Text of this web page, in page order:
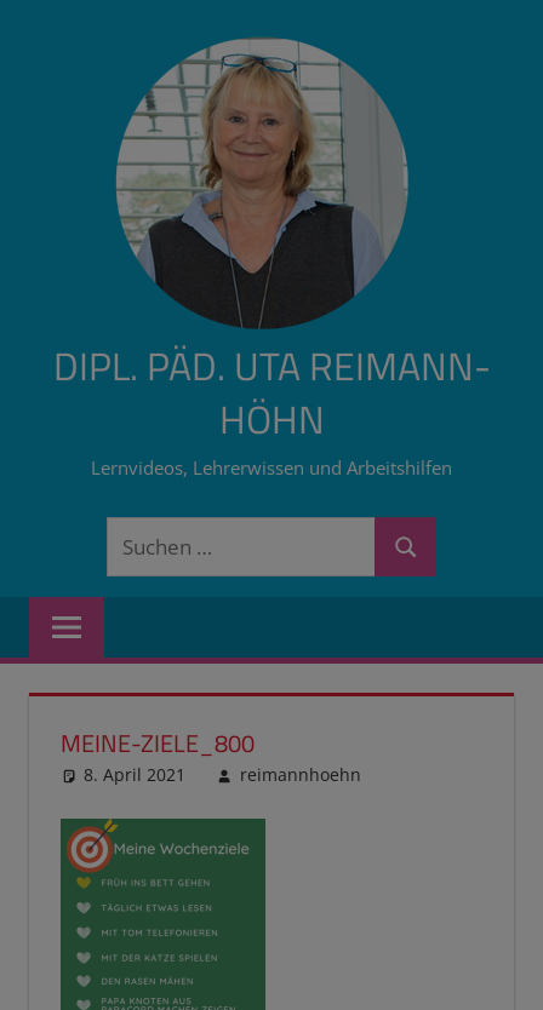
DIPL. PÄD. UTA REIMANN-
HÖHN
Lernvideos, Lehrerwissen und Arbeitshilfen
Suchen
Suchen
MEINE-ZIELE_800
8. April 2021 reimannhoehn